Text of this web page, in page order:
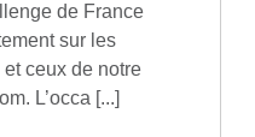
de France
sur les
et ceux de notre
L’occa [...]